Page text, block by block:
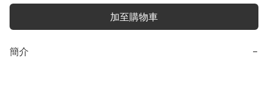
加至購物車
簡介 −